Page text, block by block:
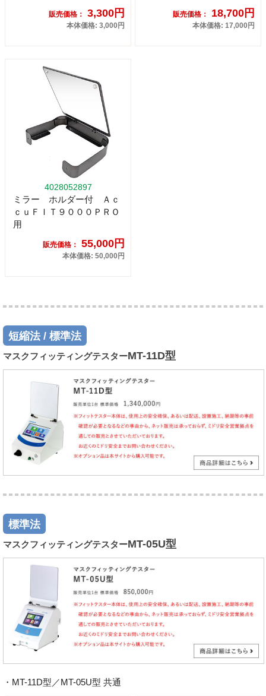
販売価格： 3,300円
本体価格: 3,000円
販売価格： 18,700円
本体価格: 17,000円
4028052897
ミラー ホルダー付 Ａｃ
ｃｕＦＩＴ９０００ＰＲＯ
用
販売価格： 55,000円
本体価格: 50,000円
短縮法 / 標準法
マスクフィッティングテスターMT-11D型
標準法
マスクフィッティングテスターMT-05U型
・MT-11D型／MT-05U型 共通